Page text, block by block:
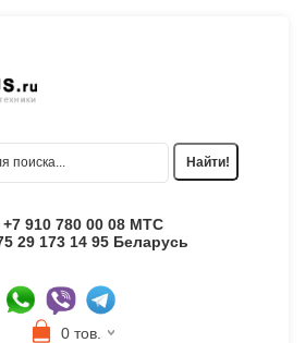
+7 910 780 00 08 МТС
29 173 14 95 Беларусь
0 тов.